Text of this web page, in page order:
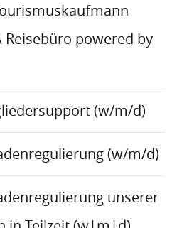
Reisebüro powered by
(w/m/d)
(w/m/d)
unserer